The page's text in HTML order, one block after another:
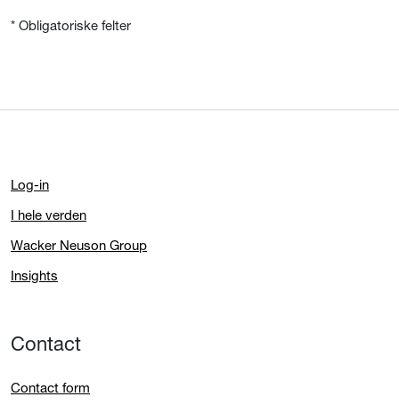
* Obligatoriske felter
Log-in
I hele verden
Wacker Neuson Group
Insights
Contact
Contact form